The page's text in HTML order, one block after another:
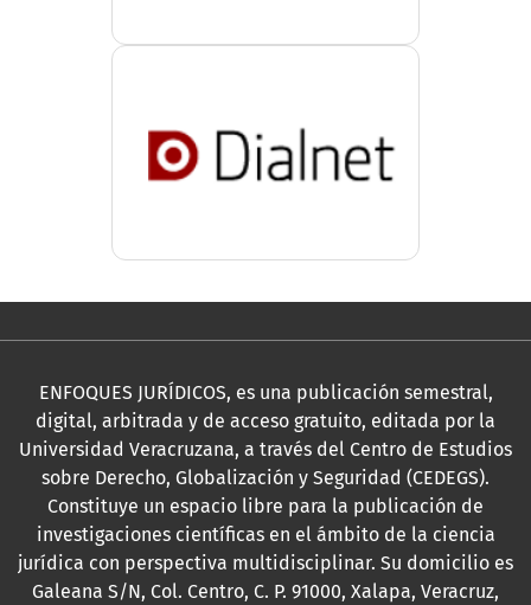
ENFOQUES JURÍDICOS, es una publicación semestral,
digital, arbitrada y de acceso gratuito, editada por la
Universidad Veracruzana, a través del Centro de Estudios
sobre Derecho, Globalización y Seguridad (CEDEGS).
Constituye un espacio libre para la publicación de
investigaciones científicas en el ámbito de la ciencia
jurídica con perspectiva multidisciplinar. Su domicilio es
Galeana S/N, Col. Centro, C. P. 91000, Xalapa, Veracruz,